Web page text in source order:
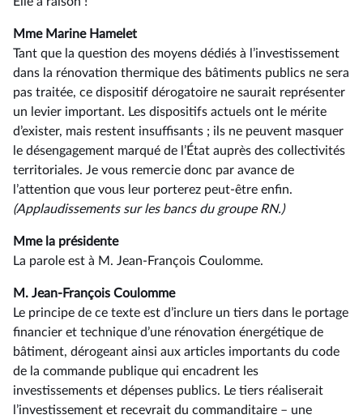
Mme Marine Hamelet
Tant que la question des moyens dédiés à l’investissement
dans la rénovation thermique des bâtiments publics ne sera
pas traitée, ce dispositif dérogatoire ne saurait représenter
un levier important. Les dispositifs actuels ont le mérite
d’exister, mais restent insuffisants ; ils ne peuvent masquer
le désengagement marqué de l’État auprès des collectivités
territoriales. Je vous remercie donc par avance de
l’attention que vous leur porterez peut-être enfin.
(Applaudissements sur les bancs du groupe RN.)
Mme la présidente
La parole est à M. Jean-François Coulomme.
M. Jean-François Coulomme
Le principe de ce texte est d’inclure un tiers dans le portage
financier et technique d’une rénovation énergétique de
bâtiment, dérogeant ainsi aux articles importants du code
de la commande publique qui encadrent les
investissements et dépenses publics. Le tiers réaliserait
l’investissement et recevrait du commanditaire –⁠ une